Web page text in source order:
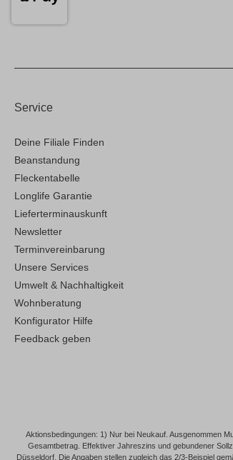
Service
Deine Filiale Finden
Beanstandung
Fleckentabelle
Longlife Garantie
Lieferterminauskunft
Newsletter
Terminvereinbarung
Unsere Services
Umwelt & Nachhaltigkeit
Wohnberatung
Konfigurator Hilfe
Feedback geben
Aktionsbedingungen: 1) Nur bei Neukauf. Ausgenommen
Gesamtbetrag. Effektiver Jahreszins und gebundener
Düsseldorf. Die Angaben stellen zugleich das 2/3-Beispiel